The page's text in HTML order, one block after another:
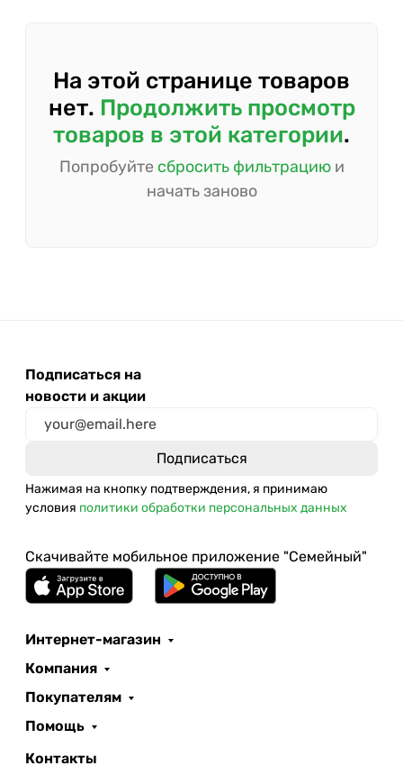
На этой странице товаров
нет. Продолжить просмотр
товаров в этой категории.
Попробуйте сбросить фильтрациюи
начать заново
Подписаться на
новости и акции
Нажимая на кнопку подтверждения, я принимаю
условия политики обработки персональных данных
Скачивайте мобильное приложение "Семейный"
Интернет-магазин
Компания
Покупателям
Помощь
Контакты